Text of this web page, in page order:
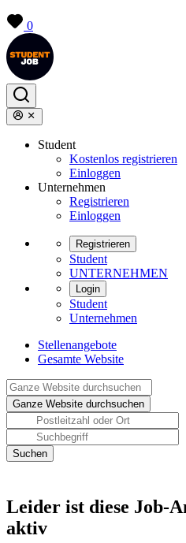
0
Student
Kostenlos registrieren
Einloggen
Unternehmen
Registrieren
Einloggen
Registrieren
Student
UNTERNEHMEN
Login
Student
Unternehmen
Stellenangebote
Gesamte Website
Leider ist diese Job-
aktiv